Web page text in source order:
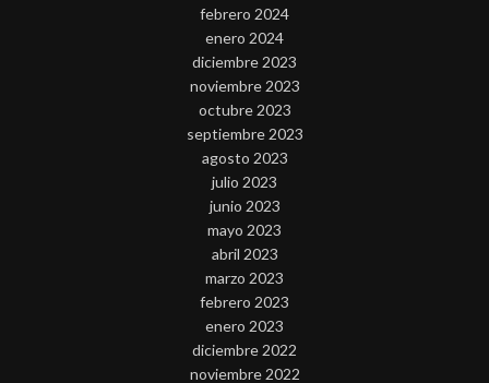
febrero 2024
enero 2024
diciembre 2023
noviembre 2023
octubre 2023
septiembre 2023
agosto 2023
julio 2023
junio 2023
mayo 2023
abril 2023
marzo 2023
febrero 2023
enero 2023
diciembre 2022
noviembre 2022